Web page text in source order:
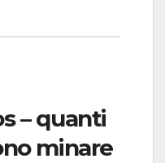
– quanti
minare